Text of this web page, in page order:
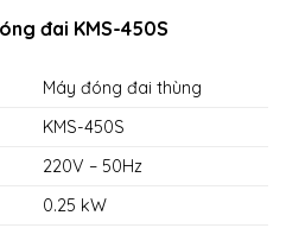
đai KMS-450S
Máy đóng đai thùng
KMS-450S
220V – 50Hz
0.25 kW